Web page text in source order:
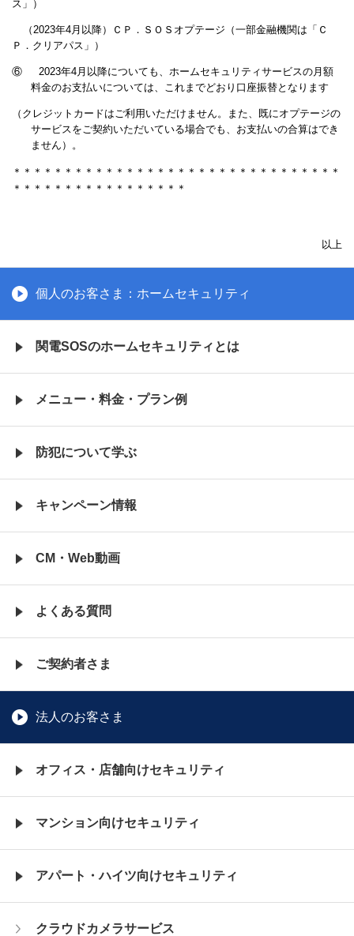
ス」）
（2023年4月以降）ＣＰ．ＳＯＳオプテージ（一部金融機関は「Ｃ
Ｐ．クリアパス」）
⑥
2023年4月以降についても、ホームセキュリティサービスの月額
料金のお支払いについては、これまでどおり口座振替となります
（クレジットカードはご利用いただけません。また、既にオプテージの
サービスをご契約いただいている場合でも、お支払いの合算はでき
ません）。
＊＊＊＊＊ ＊＊＊＊＊ ＊＊＊＊＊ ＊＊＊＊＊ ＊＊＊＊＊ ＊＊＊＊＊ ＊＊
＊＊＊ ＊＊＊＊＊ ＊＊＊＊＊ ＊＊＊＊
以上
個人のお客さま：ホームセキュリティ
関電SOSのホームセキュリティとは
メニュー・料金・ プラン例
防犯について学ぶ
キャンペーン情報
CM・Web動画
よくある質問
ご契約者さま
法人のお客さま
オフィス・店舗向けセキュリティ
マンション向けセキュリティ
アパート・ハイツ向けセキュリティ
クラウドカメラサービス